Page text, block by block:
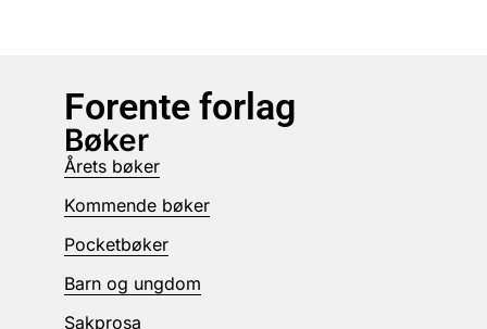
Forente forlag
Bøker
Årets bøker
Kommende bøker
Pocketbøker
Barn og ungdom
Sakprosa